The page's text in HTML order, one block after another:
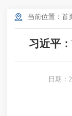
当前位置： 首
习近平
日期：